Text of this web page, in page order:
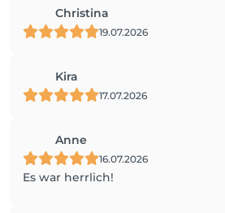
Christina
19.07.2026
Kira
17.07.2026
Anne
16.07.2026
Es war herrlich!